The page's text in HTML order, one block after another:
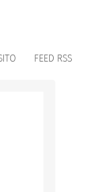
FEED RSS